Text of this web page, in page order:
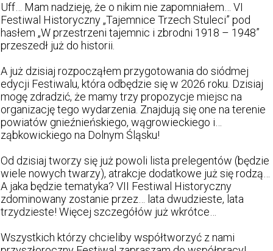
Uff… Mam nadzieję, że o nikim nie zapomniałem… VI
Festiwal Historyczny „Tajemnice Trzech Stuleci” pod
hasłem „W przestrzeni tajemnic i zbrodni 1918 – 1948”
przeszedł już do historii.
A już dzisiaj rozpocząłem przygotowania do siódmej
edycji Festiwalu, która odbędzie się w 2026 roku. Dzisiaj
mogę zdradzić, że mamy trzy propozycje miejsc na
organizację tego wydarzenia. Znajdują się one na terenie
powiatów gnieźnieńskiego, wągrowieckiego i…
ząbkowickiego na Dolnym Śląsku!
Od dzisiaj tworzy się już powoli lista prelegentów (będzie
wiele nowych twarzy), atrakcje dodatkowe już się rodzą…
A jaka będzie tematyka? VII Festiwal Historyczny
zdominowany zostanie przez… lata dwudzieste, lata
trzydzieste! Więcej szczegółów już wkrótce…
Wszystkich którzy chcieliby współtworzyć z nami